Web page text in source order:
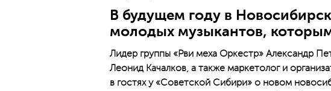
В будущем году в
молодых музыкантов, которым
Лидер группы «Рви меха Оркестр» Александр
Леонид Качалков, а также маркетолог и
в гостях у «Советской Сибири» о новом